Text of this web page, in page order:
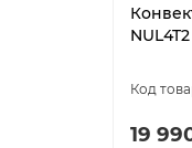
NUL4T2
19